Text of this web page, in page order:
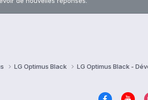
LG Optimus Black LG Optimus Black -